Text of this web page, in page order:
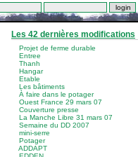
Les 42 dernières modifications
Projet de ferme durable
Entree
Thanh
Hangar
Etable
Les bâtiments
À faire dans le potager
Ouest France 29 mars 07
Couverture presse
La Manche Libre 31 mars 07
Semaine du DD 2007
mini-serre
Potager
ADDAPT